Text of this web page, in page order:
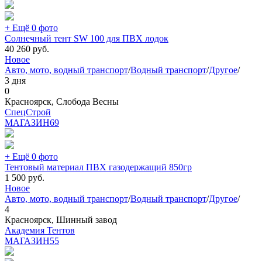
+ Ещё 0 фото
Солнечный тент SW 100 для ПВХ лодок
40 260 руб.
Новое
Авто, мото, водный транспорт/Водный транспорт/Другое/
3 дня
0
Красноярск, Слобода Весны
СпецСтрой
МАГАЗИН69
+ Ещё 0 фото
Тентовый материал ПВХ газодержащий 850гр
1 500 руб.
Новое
Авто, мото, водный транспорт/Водный транспорт/Другое/
4
Красноярск, Шинный завод
Академия Тентов
МАГАЗИН55